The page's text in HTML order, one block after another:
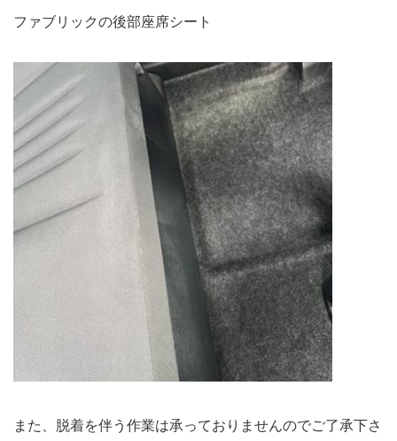
ファブリックの後部座席シート
また、脱着を伴う作業は承っておりませんのでご了承下さ